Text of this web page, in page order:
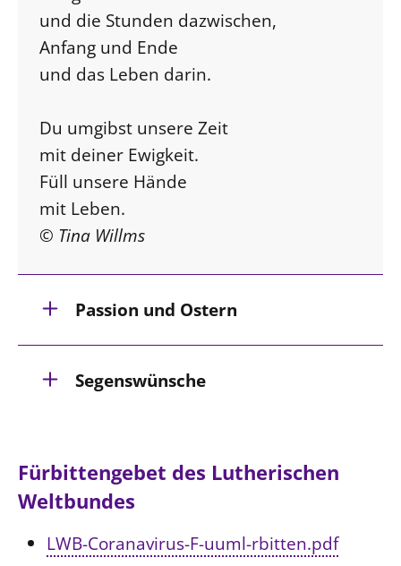
und die Stunden dazwischen,
Anfang und Ende
und das Leben darin.
Du umgibst unsere Zeit
mit deiner Ewigkeit.
Füll unsere Hände
mit Leben.
© Tina Willms
Passion und Ostern
Verwandelt
Segenswünsche
Fürbittengebet des Lutherischen
Weltbundes
LWB-Coranavirus-F-uuml-rbitten.pdf